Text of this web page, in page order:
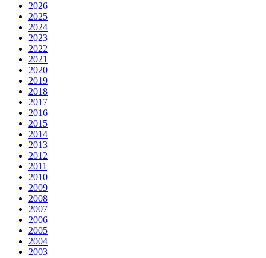
2026
2025
2024
2023
2022
2021
2020
2019
2018
2017
2016
2015
2014
2013
2012
2011
2010
2009
2008
2007
2006
2005
2004
2003